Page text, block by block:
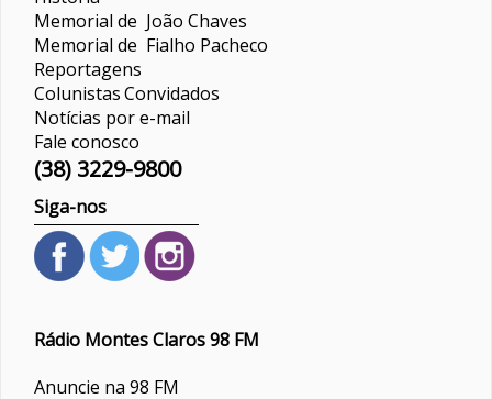
Memorial de João Chaves
Memorial de Fialho Pacheco
Reportagens
ColunistasConvidados
Notícias por e-mail
Fale conosco
(38) 3229-9800
Siga-nos
Rádio Montes Claros 98 FM
Anuncie na 98 FM